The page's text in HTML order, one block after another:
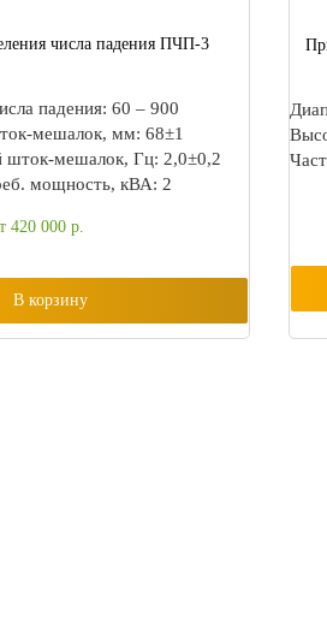
числа падения ПЧП-3
падения: 60 – 900
мешалок, мм: 68±1
шток-мешалок, Гц: 2,0±0,2
мощность, кВА: 2
420 000 р.
В корзину